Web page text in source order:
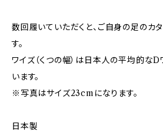
数回履いていただくと、ご自身の足のカ
す。
ワイズ（くつの幅）は日本人の平均的な
います。
※写真はサイズ23cmになります。
日本製